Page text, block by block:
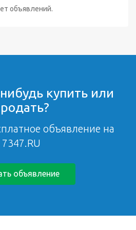
объявлений.
купить или
объявление на
7347.RU
объявление